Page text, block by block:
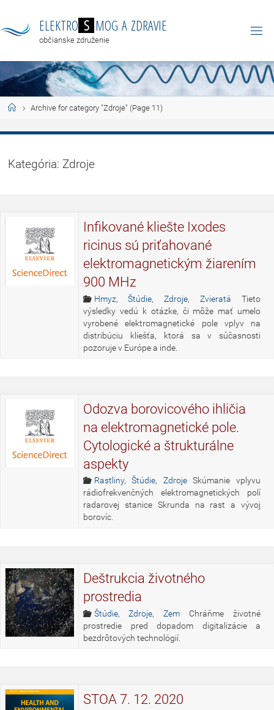
ELEKTRO S MOG A ZDRAVIE
občianske združenie
Archive for category "Zdroje" (Page 11)
Kategória:Zdroje
Infikované kliešte Ixodes
ricinus sú priťahované
elektromagnetickým žiarením
900 MHz
Hmyz,Štúdie,Zdroje,Zvieratá Tieto
výsledky vedú k otázke, či môže mať umelo
vyrobené elektromagnetické pole vplyv na
distribúciu kliešťa, ktorá sa v súčasnosti
pozoruje v Európe a inde.
Odozva borovicového ihličia
na elektromagnetické pole.
Cytologické a štrukturálne
aspekty
Rastliny,Štúdie, ZdrojeSkúmanie vplyvu
rádiofrekvenčných elektromagnetických polí
radarovej stanice Skrunda na rast a vývoj
borovíc.
Deštrukcia životného
prostredia
Štúdie,Zdroje,Zem Chráňme životné
prostredie pred dopadom digitalizácie a
bezdrôtových technológií.
STOA 7. 12. 2020